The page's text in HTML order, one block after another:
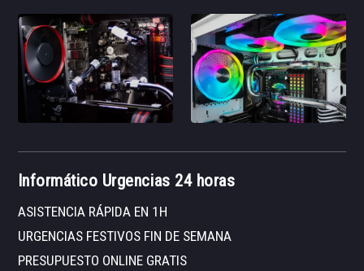
Informático Urgencias 24 horas
ASISTENCIA RÁPIDA EN 1H
URGENCIAS FESTIVOS FIN DE SEMANA
PRESUPUESTO ONLINE GRATIS